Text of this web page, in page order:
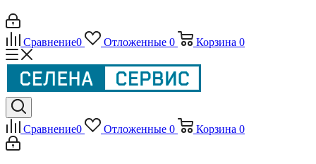
Сравнение0 Отложенные 0 Корзина 0
Сравнение0 Отложенные 0 Корзина 0